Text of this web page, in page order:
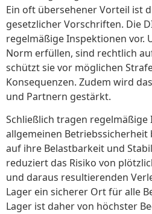
Ein oft übersehener Vorteil ist
gesetzlicher Vorschriften. Die
regelmäßige Inspektionen vor.
Norm erfüllen, sind rechtlich
schützt sie vor möglichen
Konsequenzen. Zudem wird
und Partnern gestärkt.
Schließlich tragen
allgemeinen Betriebssicherheit
auf ihre Belastbarkeit und
reduziert das Risiko von
und daraus resultierenden
Lager ein sicherer Ort für alle
Lager ist daher von höchster